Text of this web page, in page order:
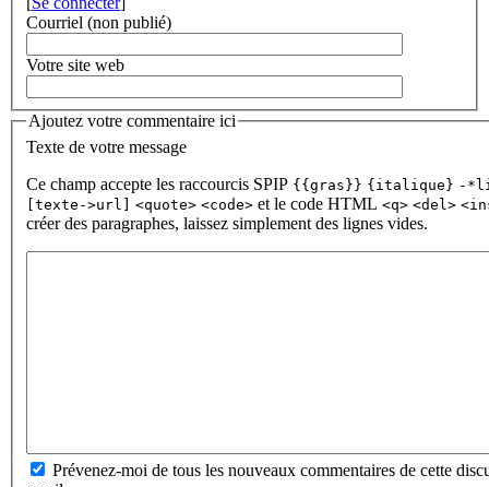
Courriel (non publié)
Votre site web
Ajoutez votre commentaire ici
Texte de votre message
Ce champ accepte les raccourcis SPIP {{gras}} {italique} -
[texte->url] <quote> <code> et le code HTML <q> <del>
créer des paragraphes, laissez simplement des lignes vides.
Prévenez-moi de tous les nouveaux commentaires de cette